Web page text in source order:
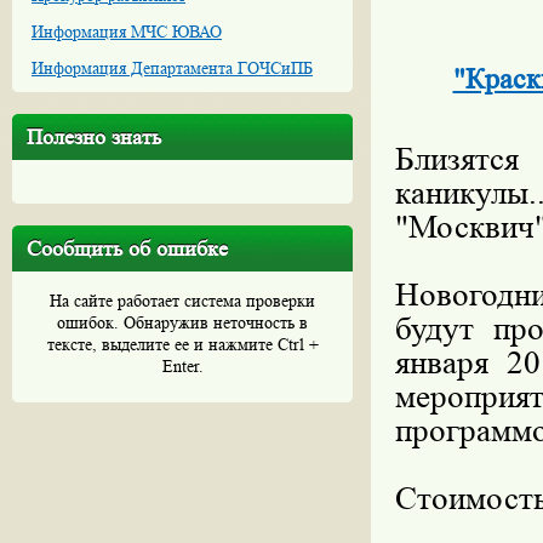
Информация МЧС ЮВАО
Информация Департамента ГОЧСиПБ
Полезно знать
Сообщить об ошибке
На сайте работает система проверки
ошибок. Обнаружив неточность в
тексте, выделите ее и нажмите Ctrl +
Enter.
будут
января